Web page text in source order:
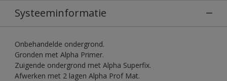
Systeeminformatie
Onbehandelde ondergrond.
Gronden met Alpha Primer.
Zuigende ondergrond met Alpha Superfix.
Afwerken met 2 lagen Alpha Prof Mat.